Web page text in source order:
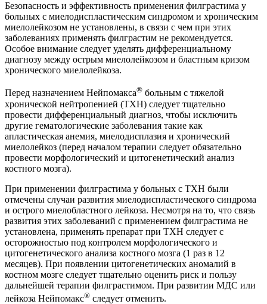
Безопасность и эффективность применения филграстима у
больных с миелодиспластическим синдромом и хроническим
миелолейкозом не установлены, в связи с чем при этих
заболеваниях применять филграстим не рекомендуется.
Особое внимание следует уделять дифференциальному
диагнозу между острым миелолейкозом и бластным кризом
хронического миелолейкоза.
Перед назначением Нейпомакса® больным с тяжелой
хронической нейтропенией (ТХН) следует тщательно
провести дифференциальный диагноз, чтобы исключить
другие гематологические заболевания такие как
апластическая анемия, миелодисплазия и хронический
миелолейкоз (перед началом терапии следует обязательно
провести морфологический и цитогенетический анализ
костного мозга).
При применении филграстима у больных с ТХН были
отмечены случаи развития миелодиспластического синдрома
и острого миелобластного лейкоза. Несмотря на то, что связь
развития этих заболеваний с применением филграстима не
установлена, применять препарат при ТХН следует с
осторожностью под контролем морфологического и
цитогенетического анализа костного мозга (1 раз в 12
месяцев). При появлении цитогенетических аномалий в
костном мозге следует тщательно оценить риск и пользу
дальнейшей терапии филграстимом. При развитии МДС или
лейкоза Нейпомакс® следует отменить.